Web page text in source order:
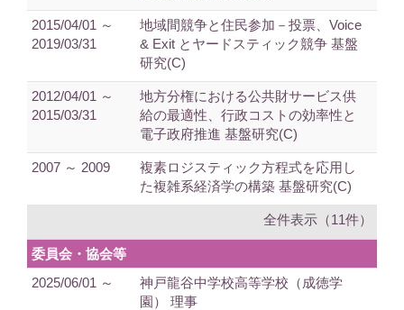
2015/04/01 ～
2019/03/31
地域間競争と住民参加－投票、Voice
& Exit とヤードスティック競争 基盤
研究(C)
2012/04/01 ～
2015/03/31
地方分権における公共財サービス供
給の最適性、行政コストの効率性と
電子政府推進 基盤研究(C)
2007 ～ 2009
複素ロジスティック方程式を応用し
た複雑系経済学の構築 基盤研究(C)
全件表示（11件）
委員会・協会等
2025/06/01 ～
神戸龍谷中学校高等学校（成徳学
園） 理事